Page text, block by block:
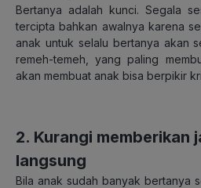
Bertanya adalah kunci. Segala
tercipta bahkan awalnya karena
anak untuk selalu bertanya akan
remeh-temeh, yang paling
akan membuat anak bisa berpikir
2. Kurangi memberikan
langsung
Bila anak sudah banyak bertanya